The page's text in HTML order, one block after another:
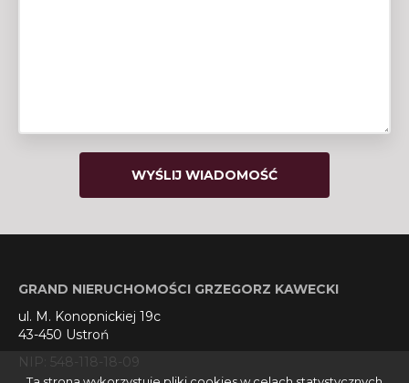
GRAND NIERUCHOMOŚCI GRZEGORZ KAWECKI
ul. M. Konopnickiej 19c
43-450 Ustroń
NIP: 548-118-18-09